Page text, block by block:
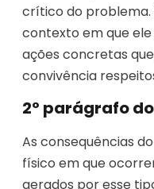
crítico do problema.
contexto em que
ações concretas
convivência
2º parágrafo
As consequências
físico em que
gerados por esse